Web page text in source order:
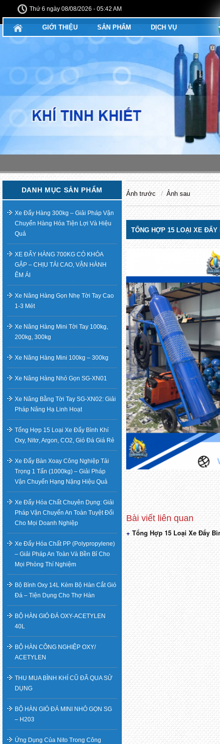
Thứ 6 ngày 08/08/2026 - 05:42 AM
GIỚI THIỆU SẢN PHẨM DỊCH VỤ
Ảnh trước Ảnh sau
TỔNG HỢP 15 LOẠI XE ĐẨY
Điều
hướng
bài
viết
Tổng Hợp 15 Loại Xe Đẩy
DANH MỤC SẢN PHẨM
Xe Đẩy Hàng 300kg – Giải Pháp Vận
Chuyển Hàng Hóa Tiện Lợi Và Hiệu
Quả
XE ĐẨY HÀNG 700KG CÓ KHÓA
GẬP – CHỊU TẢI CAO, VẬN HÀNH
ÊM ÁI
Xe Nâng Hàng Gọn Nhẹ Tời Tay Cao
1-3 Mét
Xe Nâng Hàng Mini Tời Tay 100kg,
200kg, 300kg
Xe Nâng Hàng Mini 100kg – 300kg
Xe Nâng Hàng Nhỏ Gọn SG-XN01
Xe Nâng Bằng Tời Tay SG-XN02: Giải
Pháp Nâng Hạ Linh Hoạt
Tổng Hợp 15 Loại Xe Đẩy Bình Khí
Oxy, Nitơ, Argon, CO2, Gió Đá Giá Rẻ
Xe Đẩy Bàn Xoay Công Nghiệp Tải
Trọng 1 Tấn (1000kg) – Giải Pháp
Vận Chuyển Hạng Nặng Hiệu Quả
Xe Đẩy Hóa Chất Chuyên Dụng: Giải
Pháp Vận Chuyển An Toàn Tuyệt Đối
Cho Mọi Doanh Nghiệp
Xe Đẩy Hóa Chất PP (Polypropylene)
– Giải Pháp An Toàn Và Bền Bỉ Cho
Mọi Phòng Thí Nghiệm
Bộ Bình Oxy 14L Kèm Bộ Hàn Cắt Gió
Đá – Tiện Dụng Cho Thợ Hàn
BỘ HÀN GIÓ ĐÁ OXY-ACETYLEN
40L
BỘ HÀN CÔNG NGHIỆP OXY/
ACETYLEN
THU MUA BÌNH KHÍ CŨ ĐÃ QUA SỬ
DỤNG
BỘ HÀN GIÓ ĐÁ MINI NHỎ GỌN SG
– H203
Ứng Dụng Của Nito Trong Công